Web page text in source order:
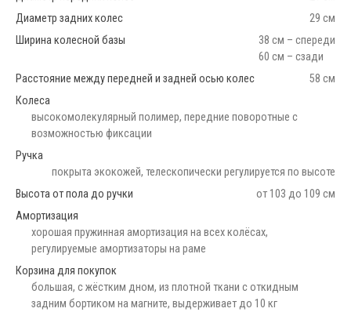
Диаметр задних колес
29 см
Ширина колесной базы
38 см – спереди
60 см – сзади
Расстояние между передней и задней осью колес
58 см
Колеса
высокомолекулярный полимер, передние поворотные с
возможностью фиксации
Ручка
покрыта экокожей, телескопически регулируется по высоте
Высота от пола до ручки
от 103 до 109 см
Амортизация
хорошая пружинная амортизация на всех колёсах,
регулируемые амортизаторы на раме
Корзина для покупок
большая, с жёстким дном, из плотной ткани с откидным
задним бортиком на магните, выдерживает до 10 кг